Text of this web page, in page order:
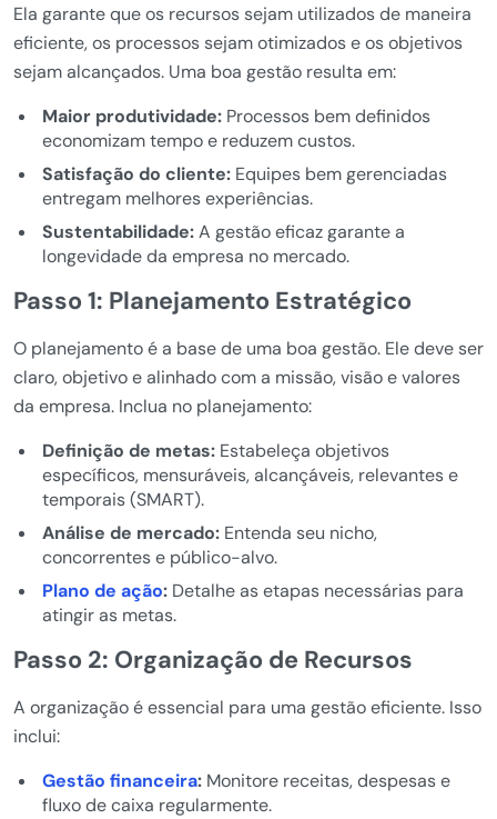
Ela garante que os recursos sejam utilizados de maneira
eficiente, os processos sejam otimizados e os objetivos
sejam alcançados. Uma boa gestão resulta em:
Maior produtividade:Processos bem definidos
economizam tempo e reduzem custos.
Satisfação do cliente:Equipes bem gerenciadas
entregam melhores experiências.
Sustentabilidade:A gestão eficaz garante a
longevidade da empresa no mercado.
Passo 1: Planejamento Estratégico
O planejamento é a base de uma boa gestão. Ele deve ser
claro, objetivo e alinhado com a missão, visão e valores
da empresa. Inclua no planejamento:
Definição de metas:Estabeleça objetivos
específicos, mensuráveis, alcançáveis, relevantes e
temporais (SMART).
Análise de mercado:Entenda seu nicho,
concorrentes e público-alvo.
Plano de ação:Detalhe as etapas necessárias para
atingir as metas.
Passo 2: Organização de Recursos
A organização é essencial para uma gestão eficiente. Isso
inclui:
Gestão financeira:Monitore receitas, despesas e
fluxo de caixa regularmente.